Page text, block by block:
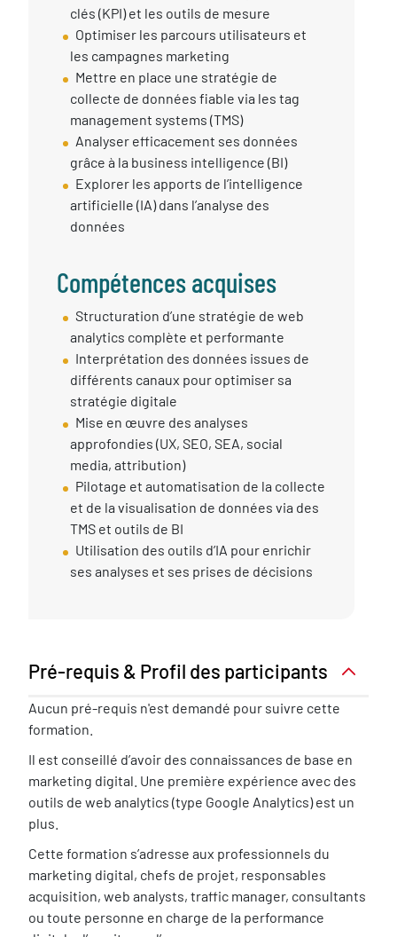
clés (KPI) et les outils de mesure
Optimiser les parcours utilisateurs et
les campagnes marketing
Mettre en place une stratégie de
collecte de données fiable via les tag
management systems (TMS)
Analyser efficacement ses données
grâce à la business intelligence (BI)
Explorer les apports de l’intelligence
artificielle (IA) dans l’analyse des
données
Compétences acquises
Compétences
Acquises
Structuration d’une stratégie de web
analytics complète et performante
Interprétation des données issues de
différents canaux pour optimiser sa
stratégie digitale
Mise en œuvre des analyses
approfondies (UX, SEO, SEA, social
media, attribution)
Pilotage et automatisation de la collecte
et de la visualisation de données via des
TMS et outils de BI
Utilisation des outils d’IA pour enrichir
ses analyses et ses prises de décisions
Pré-requis & Profil des participants
Pré-
requis
Aucun pré-requis n'est demandé pour suivre cette
formation.
Il est conseillé d’avoir des connaissances de base en
marketing digital. Une première expérience avec des
outils de web analytics (type Google Analytics) est un
plus.
Cette formation s’adresse aux professionnels du
marketing digital, chefs de projet, responsables
acquisition, web analysts, traffic manager, consultants
ou toute personne en charge de la performance